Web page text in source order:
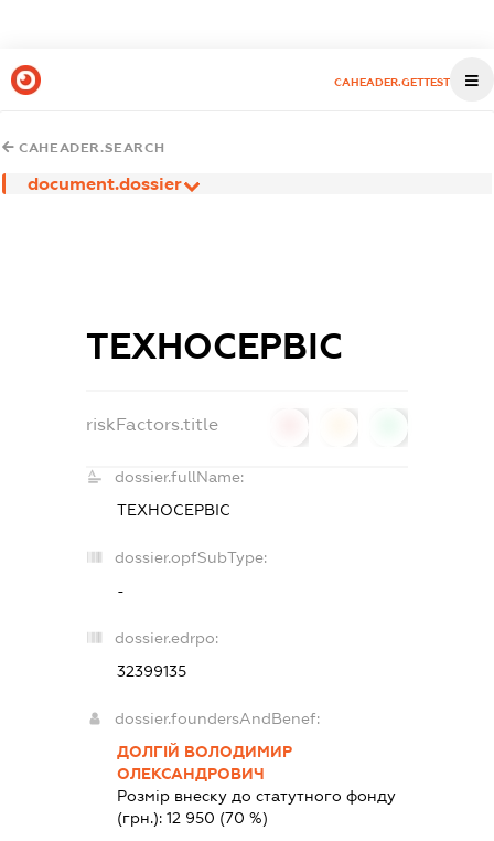
CAHEADER.GETTEST
CAHEADER.SEARCH
document.dossier
ТЕХНОСЕРВІС
riskFactors.title
dossier.fullName:
ТЕХНОСЕРВІС
dossier.opfSubType:
-
dossier.edrpo:
32399135
dossier.foundersAndBenef:
ДОЛГІЙ ВОЛОДИМИР
ОЛЕКСАНДРОВИЧ
Розмір внеску до статутного фонду
(грн.):12 950 (70 %)